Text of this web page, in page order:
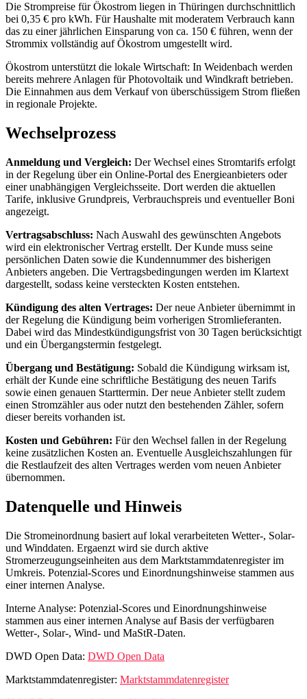
Die Strompreise für Ökostrom liegen in Thüringen durchschnittlich
bei 0,35 € pro kWh. Für Haushalte mit moderatem Verbrauch kann
das zu einer jährlichen Einsparung von ca. 150 € führen, wenn der
Strommix vollständig auf Ökostrom umgestellt wird.
Ökostrom unterstützt die lokale Wirtschaft: In Weidenbach werden
bereits mehrere Anlagen für Photovoltaik und Windkraft betrieben.
Die Einnahmen aus dem Verkauf von überschüssigem Strom fließen
in regionale Projekte.
Wechselprozess
Anmeldung und Vergleich: Der Wechsel eines Stromtarifs erfolgt
in der Regelung über ein Online-Portal des Energieanbieters oder
einer unabhängigen Vergleichsseite. Dort werden die aktuellen
Tarife, inklusive Grundpreis, Verbrauchspreis und eventueller Boni
angezeigt.
Vertragsabschluss: Nach Auswahl des gewünschten Angebots
wird ein elektronischer Vertrag erstellt. Der Kunde muss seine
persönlichen Daten sowie die Kundennummer des bisherigen
Anbieters angeben. Die Vertragsbedingungen werden im Klartext
dargestellt, sodass keine versteckten Kosten entstehen.
Kündigung des alten Vertrages: Der neue Anbieter übernimmt in
der Regelung die Kündigung beim vorherigen Stromlieferanten.
Dabei wird das Mindestkündigungsfrist von 30 Tagen berücksichtigt
und ein Übergangstermin festgelegt.
Übergang und Bestätigung: Sobald die Kündigung wirksam ist,
erhält der Kunde eine schriftliche Bestätigung des neuen Tarifs
sowie einen genauen Starttermin. Der neue Anbieter stellt zudem
einen Stromzähler aus oder nutzt den bestehenden Zähler, sofern
dieser bereits vorhanden ist.
Kosten und Gebühren: Für den Wechsel fallen in der Regelung
keine zusätzlichen Kosten an. Eventuelle Ausgleichszahlungen für
die Restlaufzeit des alten Vertrages werden vom neuen Anbieter
übernommen.
Datenquelle und Hinweis
Die Stromeinordnung basiert auf lokal verarbeiteten Wetter-, Solar-
und Winddaten. Ergaenzt wird sie durch aktive
Stromerzeugungseinheiten aus dem Marktstammdatenregister im
Umkreis. Potenzial-Scores und Einordnungshinweise stammen aus
einer internen Analyse.
Interne Analyse: Potenzial-Scores und Einordnungshinweise
stammen aus einer internen Analyse auf Basis der verfügbaren
Wetter-, Solar-, Wind- und MaStR-Daten.
DWD Open Data: DWD Open Data
Marktstammdatenregister: Marktstammdatenregister